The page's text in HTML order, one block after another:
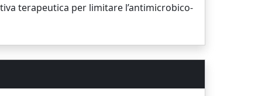
terapeutica per limitare l’antimicrobico-